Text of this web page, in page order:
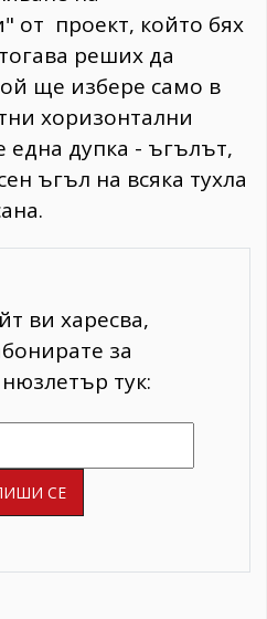
от проект, който бях
реших да
ще избере само в
хоризонтални
дупка - ъгълът,
ъгъл на всяка тухла
ви харесва,
за
тук: